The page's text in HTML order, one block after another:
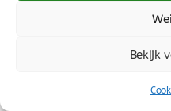
Bekijk